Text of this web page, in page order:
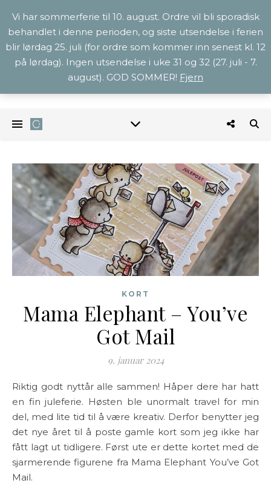
KORT
Mama Elephant – You’ve
Got Mail
9. januar 2024
Riktig godt nyttår alle sammen! Håper dere har hatt
en fin juleferie. Høsten ble unormalt travel for min
del, med lite tid til å være kreativ. Derfor benytter jeg
det nye året til å poste gamle kort som jeg ikke har
fått lagt ut tidligere. Først ute er dette kortet med de
sjarmerende figurene fra Mama Elephant You’ve Got
Mail.
Vi har sommerferie til 10. august. Ordre vil bli sporadisk
behandlet i denne perioden, og siste utsendelse i ferien
blir lørdag 25. juli (for ordre som kommer inn senest kl. 12
på lørdag). Ingen utsendelse i uke 31 og 32 (27. juli - 7.
august). GOD SOMMER! Fjern